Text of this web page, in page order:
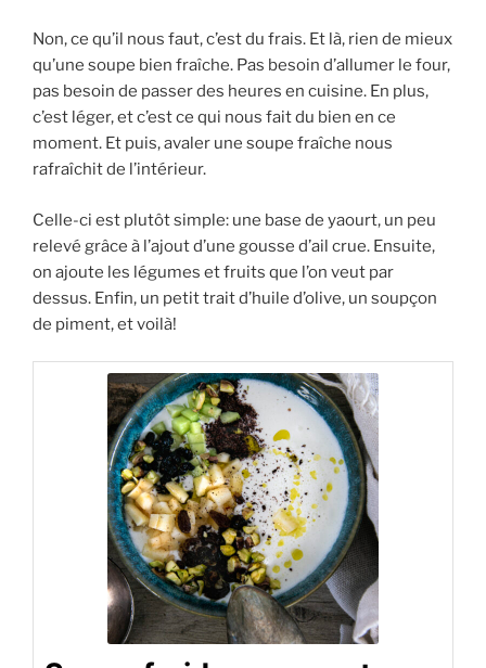
Non, ce qu’il nous faut, c’est du frais. Et là, rien de mieux
qu’une soupe bien fraîche. Pas besoin d’allumer le four,
pas besoin de passer des heures en cuisine. En plus,
c’est léger, et c’est ce qui nous fait du bien en ce
moment. Et puis, avaler une soupe fraîche nous
rafraîchit de l’intérieur.
Celle-ci est plutôt simple: une base de yaourt, un peu
relevé grâce à l’ajout d’une gousse d’ail crue. Ensuite,
on ajoute les légumes et fruits que l’on veut par
dessus. Enfin, un petit trait d’huile d’olive, un soupçon
de piment, et voilà!